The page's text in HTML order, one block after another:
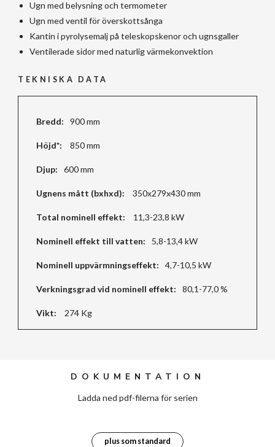
Ugn med belysning och termometer
Ugn med ventil för överskottsånga
Kantin i pyrolysemalj på teleskopskenor och ugnsgaller
Ventilerade sidor med naturlig värmekonvektion
TEKNISKA DATA
Bredd: 900 mm
Höjd*: 850 mm
Djup: 600 mm
Ugnens mått (bxhxd): 350x279x430 mm
Total nominell effekt: 11,3-23,8 kW
Nominell effekt till vatten: 5,8-13,4 kW
Nominell uppvärmningseffekt: 4,7-10,5 kW
Verkningsgrad vid nominell effekt: 80,1-77,0 %
Vikt: 274 Kg
DOKUMENTATION
Ladda ned pdf-filerna för serien
plus som standard